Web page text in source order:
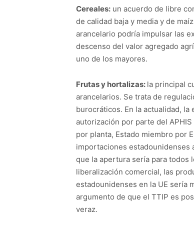
Cereales: un acuerdo de libre
de calidad baja y media y de
arancelario podría impulsar las
descenso del valor agregado
uno de los mayores.
Frutas y hortalizas: la principal
arancelarios. Se trata de
burocráticos. En la actualidad, la
autorización por parte del
por planta, Estado miembro por
importaciones estadounidenses
que la apertura sería para todos
liberalización comercial, las
estadounidenses en la UE sería
argumento de que el TTIP es
veraz.